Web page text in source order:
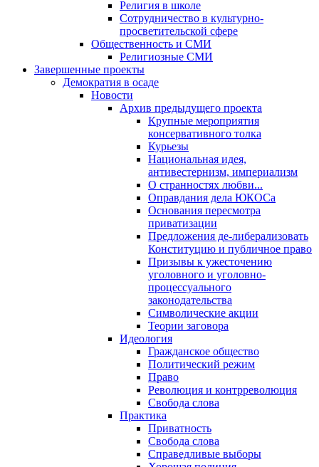
Религия в школе
Сотрудничество в культурно-
просветительской сфере
Общественность и СМИ
Религиозные СМИ
Завершенные проекты
Демократия в осаде
Новости
Архив предыдущего проекта
Крупные мероприятия
консервативного толка
Курьезы
Национальная идея,
антивестернизм, империализм
О странностях любви...
Оправдания дела ЮКОСа
Основания пересмотра
приватизации
Предложения де-либерализовать
Конституцию и публичное право
Призывы к ужесточению
уголовного и уголовно-
процессуального
законодательства
Символические акции
Теории заговора
Идеология
Гражданское общество
Политический режим
Право
Революция и контрреволюция
Свобода слова
Практика
Приватность
Свобода слова
Справедливые выборы